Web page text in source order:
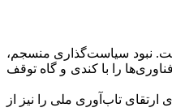
نبود سیاست‌گذاری منسجم،
را با کندی و گاه توقف
تاب‌آوری ملی را نیز از